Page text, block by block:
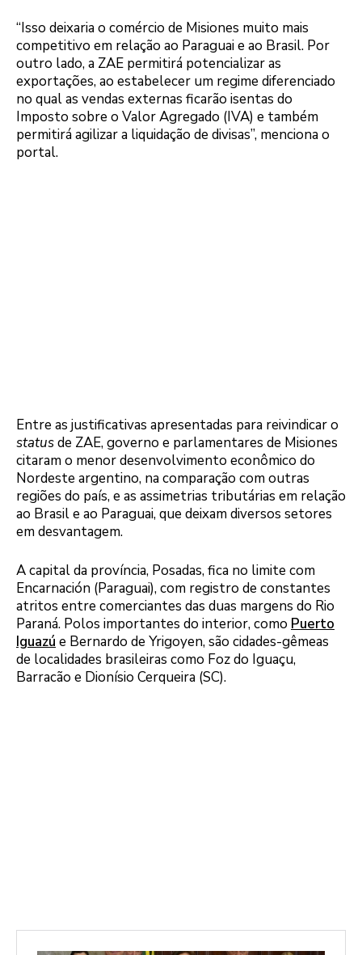
“Isso deixaria o comércio de Misiones muito mais
competitivo em relação ao Paraguai e ao Brasil. Por
outro lado, a ZAE permitirá potencializar as
exportações, ao estabelecer um regime diferenciado
no qual as vendas externas ficarão isentas do
Imposto sobre o Valor Agregado (IVA) e também
permitirá agilizar a liquidação de divisas”, menciona o
portal.
Entre as justificativas apresentadas para reivindicar o
statusde ZAE, governo e parlamentares de Misiones
citaram o menor desenvolvimento econômico do
Nordeste argentino, na comparação com outras
regiões do país, e as assimetrias tributárias em relação
ao Brasil e ao Paraguai, que deixam diversos setores
em desvantagem.
A capital da província, Posadas, fica no limite com
Encarnación (Paraguai), com registro de constantes
atritos entre comerciantes das duas margens do Rio
Paraná. Polos importantes do interior, como Puerto
Iguazú e Bernardo de Yrigoyen, são cidades-gêmeas
de localidades brasileiras como Foz do Iguaçu,
Barracão e Dionísio Cerqueira (SC).